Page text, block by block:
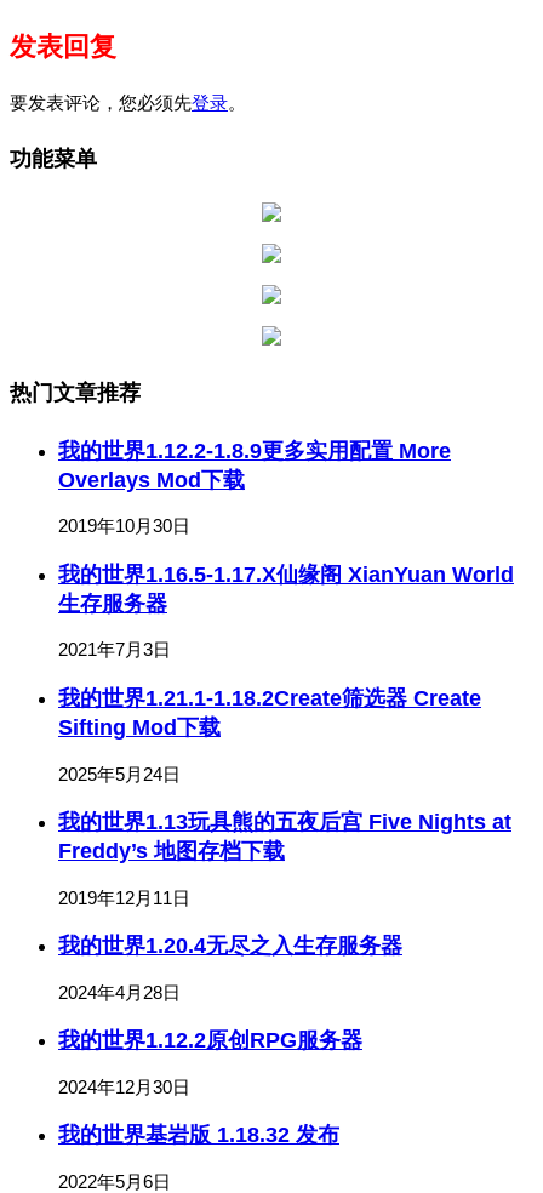
发表回复
要发表评论，您必须先登录。
功能菜单
热门文章推荐
我的世界1.12.2-1.8.9更多实用配置 More
Overlays Mod下载
2019年10月30日
我的世界1.16.5-1.17.X仙缘阁 XianYuan World
生存服务器
2021年7月3日
我的世界1.21.1-1.18.2Create筛选器 Create
Sifting Mod下载
2025年5月24日
我的世界1.13玩具熊的五夜后宫 Five Nights at
Freddy’s 地图存档下载
2019年12月11日
我的世界1.20.4无尽之入生存服务器
2024年4月28日
我的世界1.12.2原创RPG服务器
2024年12月30日
我的世界基岩版 1.18.32 发布
2022年5月6日